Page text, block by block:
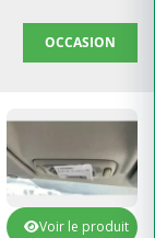
OCCASION
Voir le produit